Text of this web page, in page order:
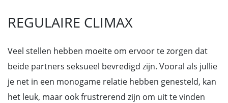
REGULAIRE CLIMAX
Veel stellen hebben moeite om ervoor te zorgen dat
beide partners seksueel bevredigd zijn. Vooral als jullie
je net in een monogame relatie hebben genesteld, kan
het leuk, maar ook frustrerend zijn om uit te vinden